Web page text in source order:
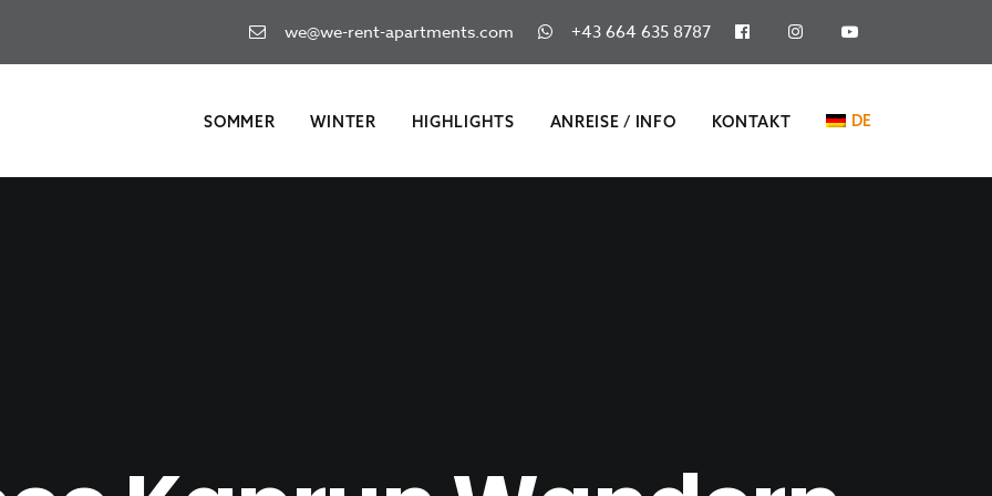
we@we-rent-apartments.com +43 664 635 8787
SOMMER WINTER HIGHLIGHTS ANREISE / INFO KONTAKT DE